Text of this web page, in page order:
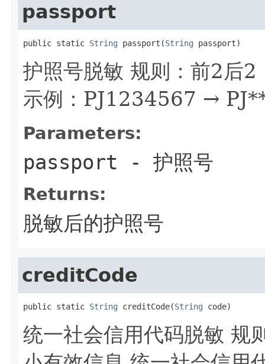
passport
public static String passport(String passport)
护照号脱敏 规则：前2后2
示例：PJ1234567 →
Parameters:
passport - 护照号
Returns:
脱敏后的护照号
creditCode
public static String creditCode(String code)
统一社会信用代码脱敏 规